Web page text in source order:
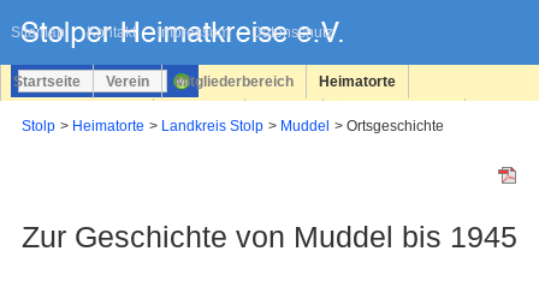
Sitemap Kontakt Impressum Datenschutz
überspringen
Startseite Verein Mitgliederbereich Heimatorte
Stolp Heimatorte Landkreis Stolp Muddel Ortsgeschichte
Zur Geschichte von Muddel bis 1945